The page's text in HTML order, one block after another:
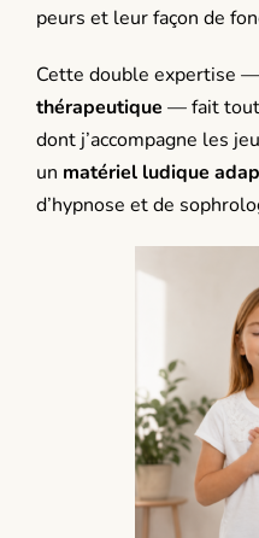
peurs et leur façon de
Cette double expertise —
thérapeutique — fait
dont j’accompagne les
un matériel ludique
d’hypnose et de